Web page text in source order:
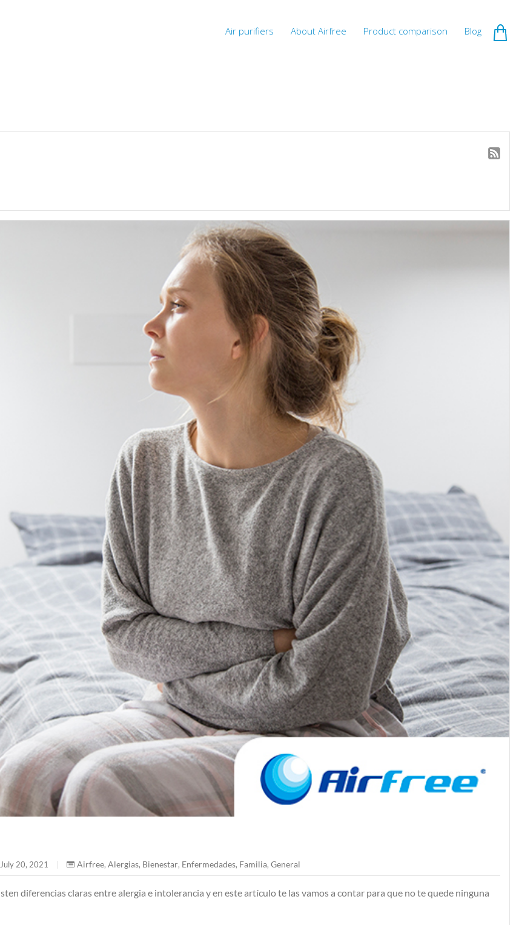
Air purifiers About Airfree Product comparison Blog
July 20, 2021 Airfree, Alergias, Bienestar, Enfermedades, Familia, General
diferencias claras entre alergia e intolerancia y en este artículo te las vamos a contar para que no te quede ninguna